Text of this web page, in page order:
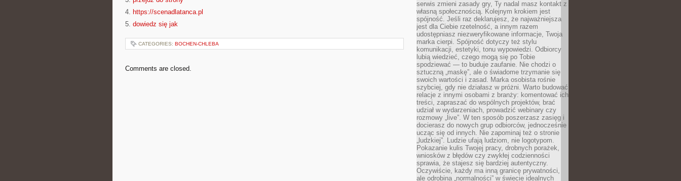
4. https://scenadlatanca.pl
5. dowiedz się jak
CATEGORIES: BOCHEN-CHLEBA
Comments are closed.
serwis zmieni zasady gry, Ty nadal masz kontakt z
własną społecznością. Kolejnym krokiem jest
spójność. Jeśli raz deklarujesz, że najważniejsza
jest dla Ciebie rzetelność, a innym razem
udostępniasz niezweryfikowane informacje, Twoja
marka cierpi. Spójność dotyczy też stylu
komunikacji, estetyki, tonu wypowiedzi. Odbiorcy
lubią wiedzieć, czego mogą się po Tobie
spodziewać — to buduje zaufanie. Nie chodzi o
sztuczną „maskę”, ale o świadome trzymanie się
swoich wartości i zasad. Marka osobista rośnie
szybciej, gdy nie działasz w próżni. Warto budować
relacje z innymi osobami z branży: komentować ich
treści, zapraszać do wspólnych projektów, brać
udział w wydarzeniach, prowadzić webinary czy
rozmowy „live”. W ten sposób poszerzasz zasięg i
docierasz do nowych grup odbiorców, jednocześnie
ucząc się od innych. Nie zapominaj też o stronie
„ludzkiej”. Ludzie ufają ludziom, nie logotypom.
Pokazanie kulis Twojej pracy, drobnych porażek,
wniosków z błędów czy zwykłej codzienności
sprawia, że stajesz się bardziej autentyczny.
Oczywiście, każdy ma inną granicę prywatności,
ale odrobina „normalności” w świecie idealnych